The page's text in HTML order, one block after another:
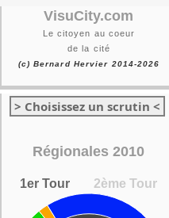
VisuCity.com
Le citoyen au coeur
de la cité
(c) Bernard Hervier 2014-2026
> Choisissez un scrutin <
Régionales 2010
1er Tour 2ème Tour